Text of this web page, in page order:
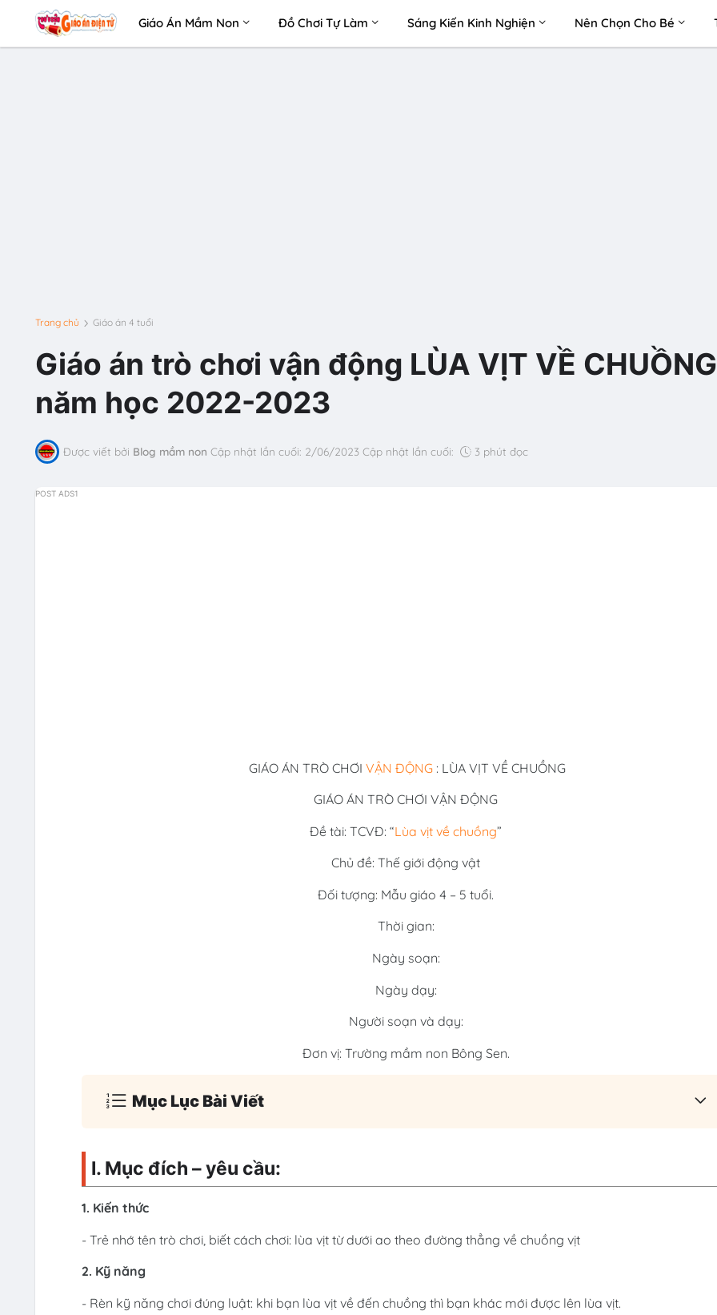
Giáo Án Mầm Non Đồ Chơi Tự Làm Sáng Kiến Kinh Nghiện Nên Chọn Cho Bé
Trang chủ Giáo án 4 tuổi
Giáo án trò chơi vận động LÙA VỊT VỀ CHUỒNG
năm học 2022-2023
Được viết bởi Blog mầm non Cập nhật lần cuối: 2/06/2023 Cập nhật lần cuối: 3 phút đọc
POST ADS1
GIÁO ÁN TRÒ CHƠI VẬN ĐỘNG : LÙA VỊT VỀ CHUỒNG
GIÁO ÁN TRÒ CHƠI VẬN ĐỘNG
Đề tài: TCVĐ: “Lùa vịt về chuồng”
Chủ đề: Thế giới động vật
Đối tượng: Mẫu giáo 4 – 5 tuổi.
Thời gian:
Ngày soạn:
Ngày dạy:
Người soạn và dạy:
Đơn vị: Trường mầm non Bông Sen.
Mục Lục Bài Viết
I. Mục đích – yêu cầu:
1. Kiến thức
- Trẻ nhớ tên trò chơi, biết cách chơi: lùa vịt từ dưới ao theo đường thẳng về chuồng vịt
2. Kỹ năng
- Rèn kỹ năng chơi đúng luật: khi bạn lùa vịt về đến chuồng thì bạn khác mới được lên lùa vịt.